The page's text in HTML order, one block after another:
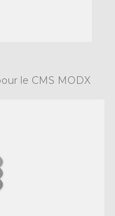
le CMS MODX